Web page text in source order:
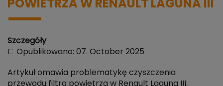
POWIETRZA W RENAULT LAGUNA III
Szczegóły
Opublikowano: 07. October 2025
Artykuł omawia problematykę czyszczenia
przewodu filtra powietrza w Renault Laguna III,